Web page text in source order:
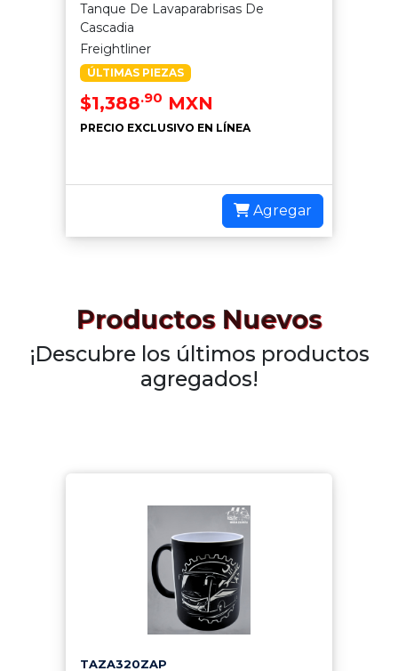
Tanque De Lavaparabrisas De
Cascadia
Freightliner
ÚLTIMAS PIEZAS
$1,388.90 MXN
PRECIO EXCLUSIVO EN LÍNEA
Agregar
Productos Nuevos
¡Descubre los últimos productos
agregados!
TAZA320ZAP